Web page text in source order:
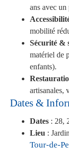
ans avec un
mobilité
Sécurité &
matériel de
enfants).
artisanales,
Dates &
Dates : 28,
Lieu :
Tour-de-